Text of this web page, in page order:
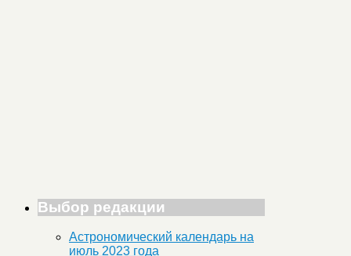
Выбор редакции
Астрономический календарь на
июль 2023 года